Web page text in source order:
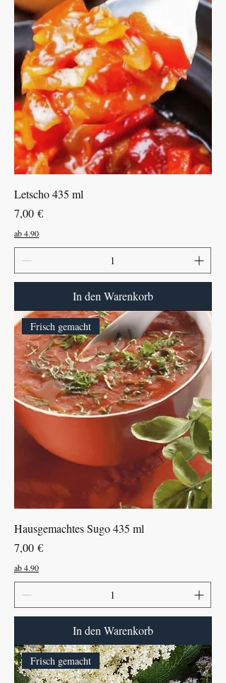
Letscho 435 ml
Preis
7,00 €
ab 4.90
In den Warenkorb
Frisch gemacht
Hausgemachtes Sugo 435 ml
Preis
7,00 €
ab 4.90
In den Warenkorb
Frisch gemacht